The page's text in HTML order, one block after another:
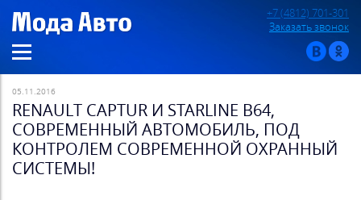
+7 (4812) 701-301
Заказать звонок
05.11.2016
RENAULT CAPTUR И STARLINE B64,
СОВРЕМЕННЫЙ АВТОМОБИЛЬ, ПОД
КОНТРОЛЕМ СОВРЕМЕННОЙ ОХРАННЫЙ
СИСТЕМЫ!